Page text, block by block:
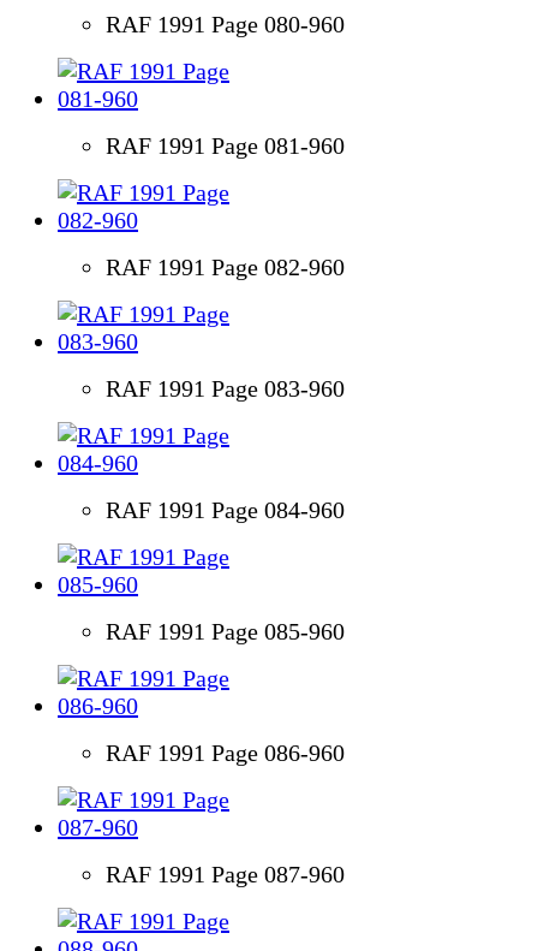
RAF 1991 Page 080-960
RAF 1991 Page 081-960
RAF 1991 Page 082-960
RAF 1991 Page 083-960
RAF 1991 Page 084-960
RAF 1991 Page 085-960
RAF 1991 Page 086-960
RAF 1991 Page 087-960